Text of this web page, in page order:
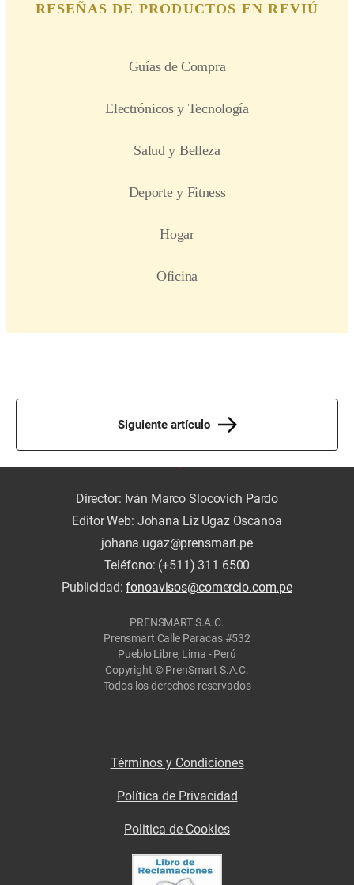
Siguiente artículo
Director: Iván Marco Slocovich Pardo
Editor Web: Johana Liz Ugaz Oscanoa
johana.ugaz@prensmart.pe
Teléfono: (+511) 311 6500
Publicidad:fonoavisos@comercio.com.pe
PRENSMART S.A.C.
Prensmart Calle Paracas #532
Pueblo Libre, Lima - Perú
Copyright © PrenSmart S.A.C.
Todos los derechos reservados
Términos y Condiciones
Política de Privacidad
Politica de Cookies